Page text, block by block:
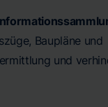
Baupläne und
und